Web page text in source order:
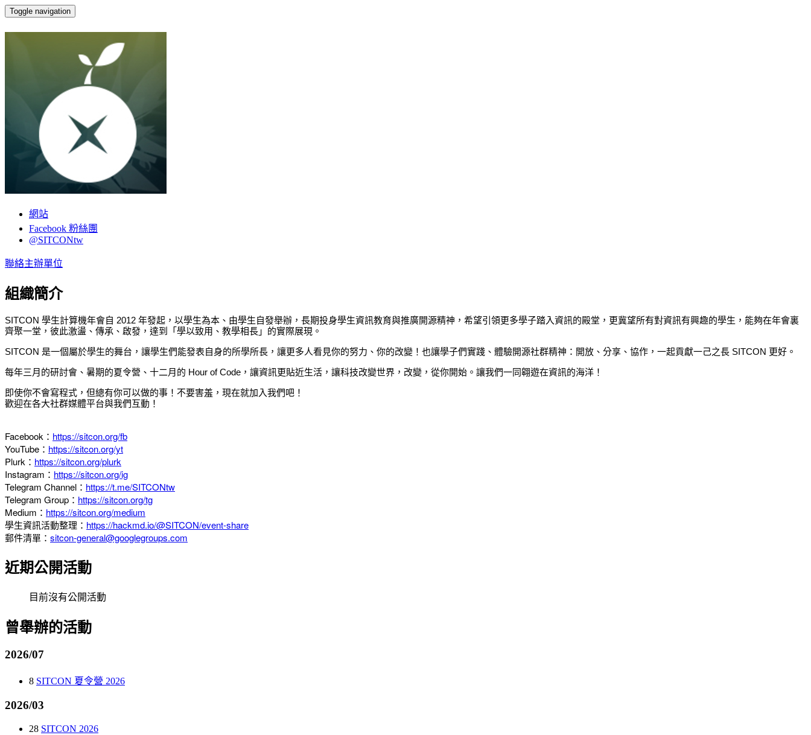
Toggle navigation
網站
Facebook 粉絲團
@SITCONtw
聯絡主辦單位
組織簡介
SITCON 學生計算機年會自 2012 年發起，以學生為本、由學生自發舉辦，長期投身學生資訊教育與推廣開源精神，希望引領更多學子踏入資訊的殿堂，更冀望所有對資訊有興趣的學生，能夠在年會裏
齊聚一堂，彼此激盪、傳承、啟發，達到「學以致用、教學相長」的實際展現。
SITCON 是一個屬於學生的舞台，讓學生們能發表自身的所學所長，讓更多人看見你的努力、你的改變！也讓學子們實踐、體驗開源社群精神：開放、分享、協作，一起貢獻一己之長 SITCON 更好。
每年三月的研討會、暑期的夏令營、十二月的 Hour of Code，讓資訊更貼近生活，讓科技改變世界，改變，從你開始。讓我們一同翱遊在資訊的海洋！
即使你不會寫程式，但總有你可以做的事！不要害羞，現在就加入我們吧！
歡迎在各大社群媒體平台與我們互動！
Facebook： https://sitcon.org/fb
YouTube： https://sitcon.org/yt
Plurk： https://sitcon.org/plurk
Instagram： https://sitcon.org/ig
Telegram Channel： https://t.me/SITCONtw
Telegram Group： https://sitcon.org/tg
Medium： https://sitcon.org/medium
學生資訊活動整理： https://hackmd.io/@SITCON/event-share
郵件清單： sitcon-general@googlegroups.com
近期公開活動
目前沒有公開活動
曾舉辦的活動
2026/07
8 SITCON 夏令營 2026
2026/03
28 SITCON 2026